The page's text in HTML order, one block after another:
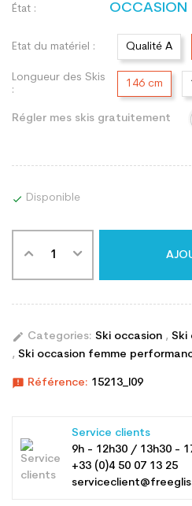
État : OCCASION
Etat du matériel : Qualité A
Longueur des Skis
:
146 cm
Régler mes skis gratuitement
 Disponible
edit Categories: Ski occasion , Ski
, Ski occasion femme
announcement Référence: 15213_l09
Service clients
9h - 12h30 / 13h30 -
+33 (0)4 50 07 13 25